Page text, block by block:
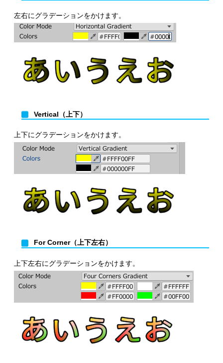
左右にグラデーションをかけます。
Vertical（上下）
上下にグラデーションをかけます。
For Corner（上下左右）
上下左右にグラデーションをかけます。